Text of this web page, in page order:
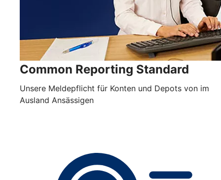
Common Reporting Standard
Unsere Meldepflicht für Konten und Depots von im
Ausland Ansässigen